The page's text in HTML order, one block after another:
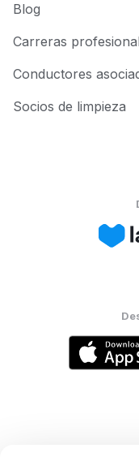
Blog
Carreras
Conductores
Socios de limpieza